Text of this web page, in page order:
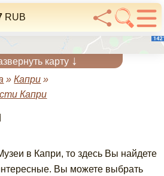
RUB
карту ↓
»Капри »
Капри
в Капри, то здесь Вы найдете
Вы можете выбрать